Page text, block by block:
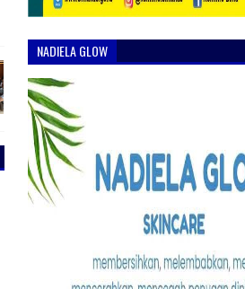
NADIELA GLOW